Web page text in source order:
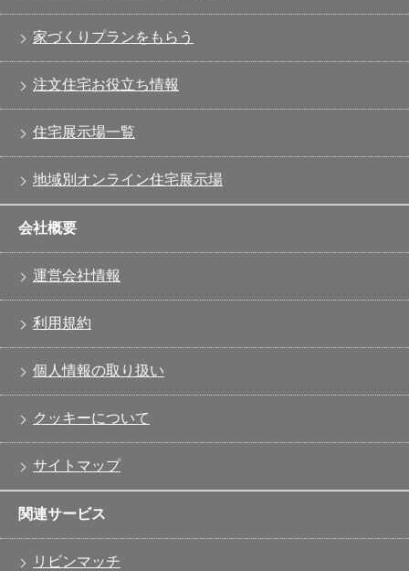
家づくりプランをもらう
注文住宅お役立ち情報
住宅展示場一覧
地域別オンライン住宅展示場
会社概要
運営会社情報
利用規約
個人情報の取り扱い
クッキーについて
サイトマップ
関連サービス
リビンマッチ